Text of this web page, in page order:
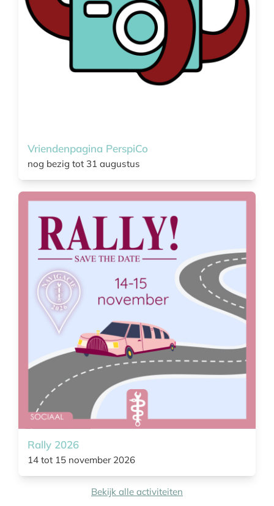
Vriendenpagina PerspiCo
nog bezig tot 31 augustus
Rally 2026
14 tot 15 november 2026
Bekijk alle activiteiten